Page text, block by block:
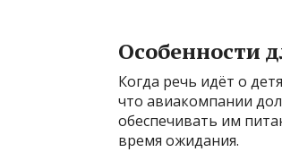
Особенности
Когда речь идёт о
что авиакомпании
обеспечивать им
время ожидания.